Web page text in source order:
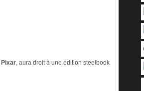
Pixar, aura droit à une édition steelbook